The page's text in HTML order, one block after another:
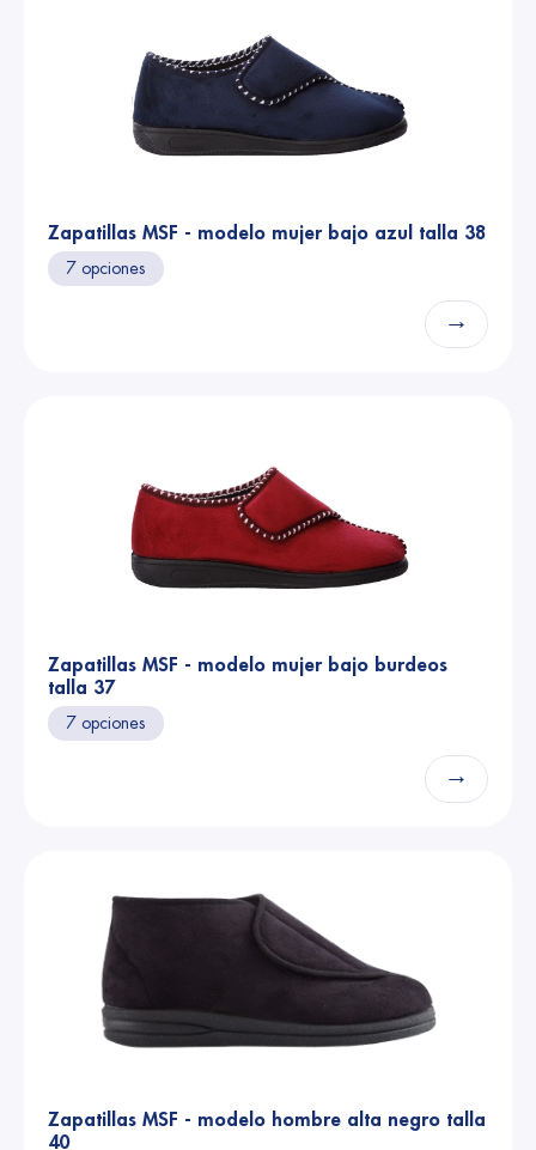
Zapatillas MSF - modelo mujer bajo azul talla 38
7 opciones
→
Zapatillas MSF - modelo mujer bajo burdeos
talla 37
7 opciones
→
Zapatillas MSF - modelo hombre alta negro talla
40